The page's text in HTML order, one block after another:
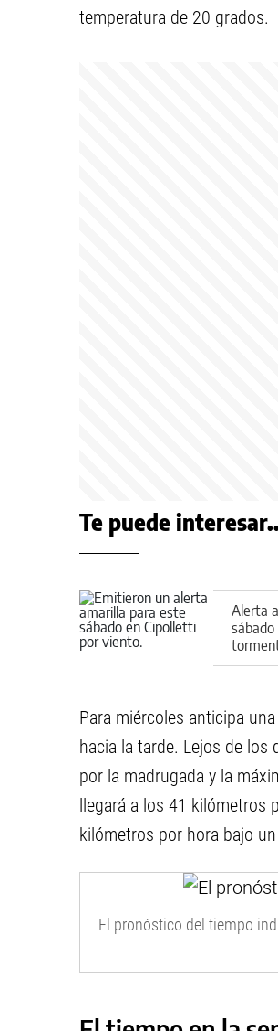
temperatura de 20 grados.
Te puede
Alerta
Para miércoles anticipa
hacia la tarde. Lejos de los
por la madrugada y la
llegará a los 41 kilómetros
kilómetros por hora bajo
El pronóstico del tiempo